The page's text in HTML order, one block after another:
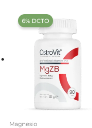
‍6% DCTO‍‍
Magnesio